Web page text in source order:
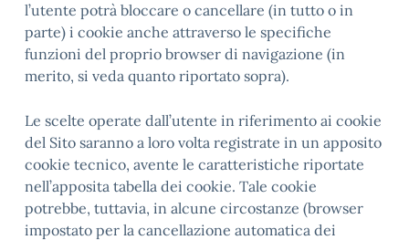
l’utente potrà bloccare o cancellare (in tutto o in
parte) i cookie anche attraverso le specifiche
funzioni del proprio browser di navigazione (in
merito, si veda quanto riportato sopra).
Le scelte operate dall’utente in riferimento ai cookie
del Sito saranno a loro volta registrate in un apposito
cookie tecnico, avente le caratteristiche riportate
nell’apposita tabella dei cookie. Tale cookie
potrebbe, tuttavia, in alcune circostanze (browser
impostato per la cancellazione automatica dei